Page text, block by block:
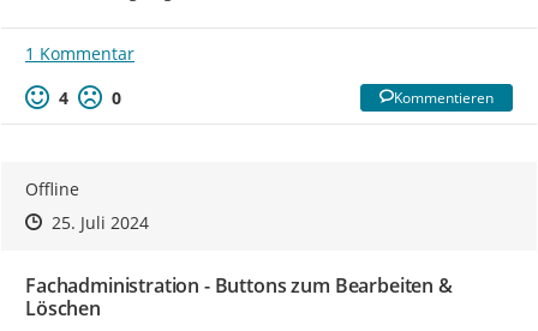
1 Kommentar
4
0 Kommentieren
Offline
Zeitpunkt des Erstellens
Zeitpunkt des Erstellens
25. Juli 2024Zur Äußerung
Fachadministration - Buttons zum Bearbeiten &
Löschen